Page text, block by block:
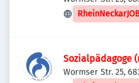
Deutschland
Sozialpädagoge
Wormser Str. 25,